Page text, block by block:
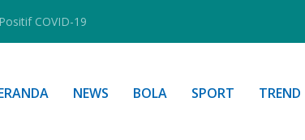
COVID-19
NEWS BOLA SPORT TREND